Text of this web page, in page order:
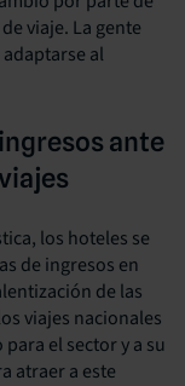
viaje. La gente
al
ante
los hoteles se
de ingresos en
de las
viajes nacionales
el sector y a su
atraer a este